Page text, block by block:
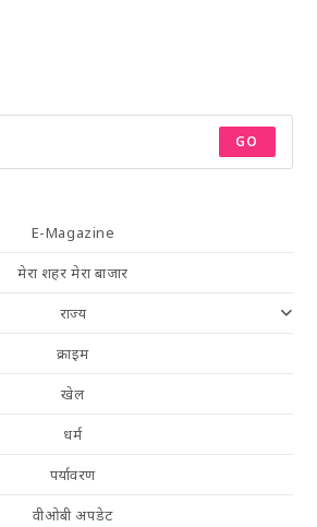
GO
E-Magazine
मेरा शहर मेरा बाजार
राज्य
क्राइम
खेल
धर्म
पर्यावरण
वीओबी अपडेट